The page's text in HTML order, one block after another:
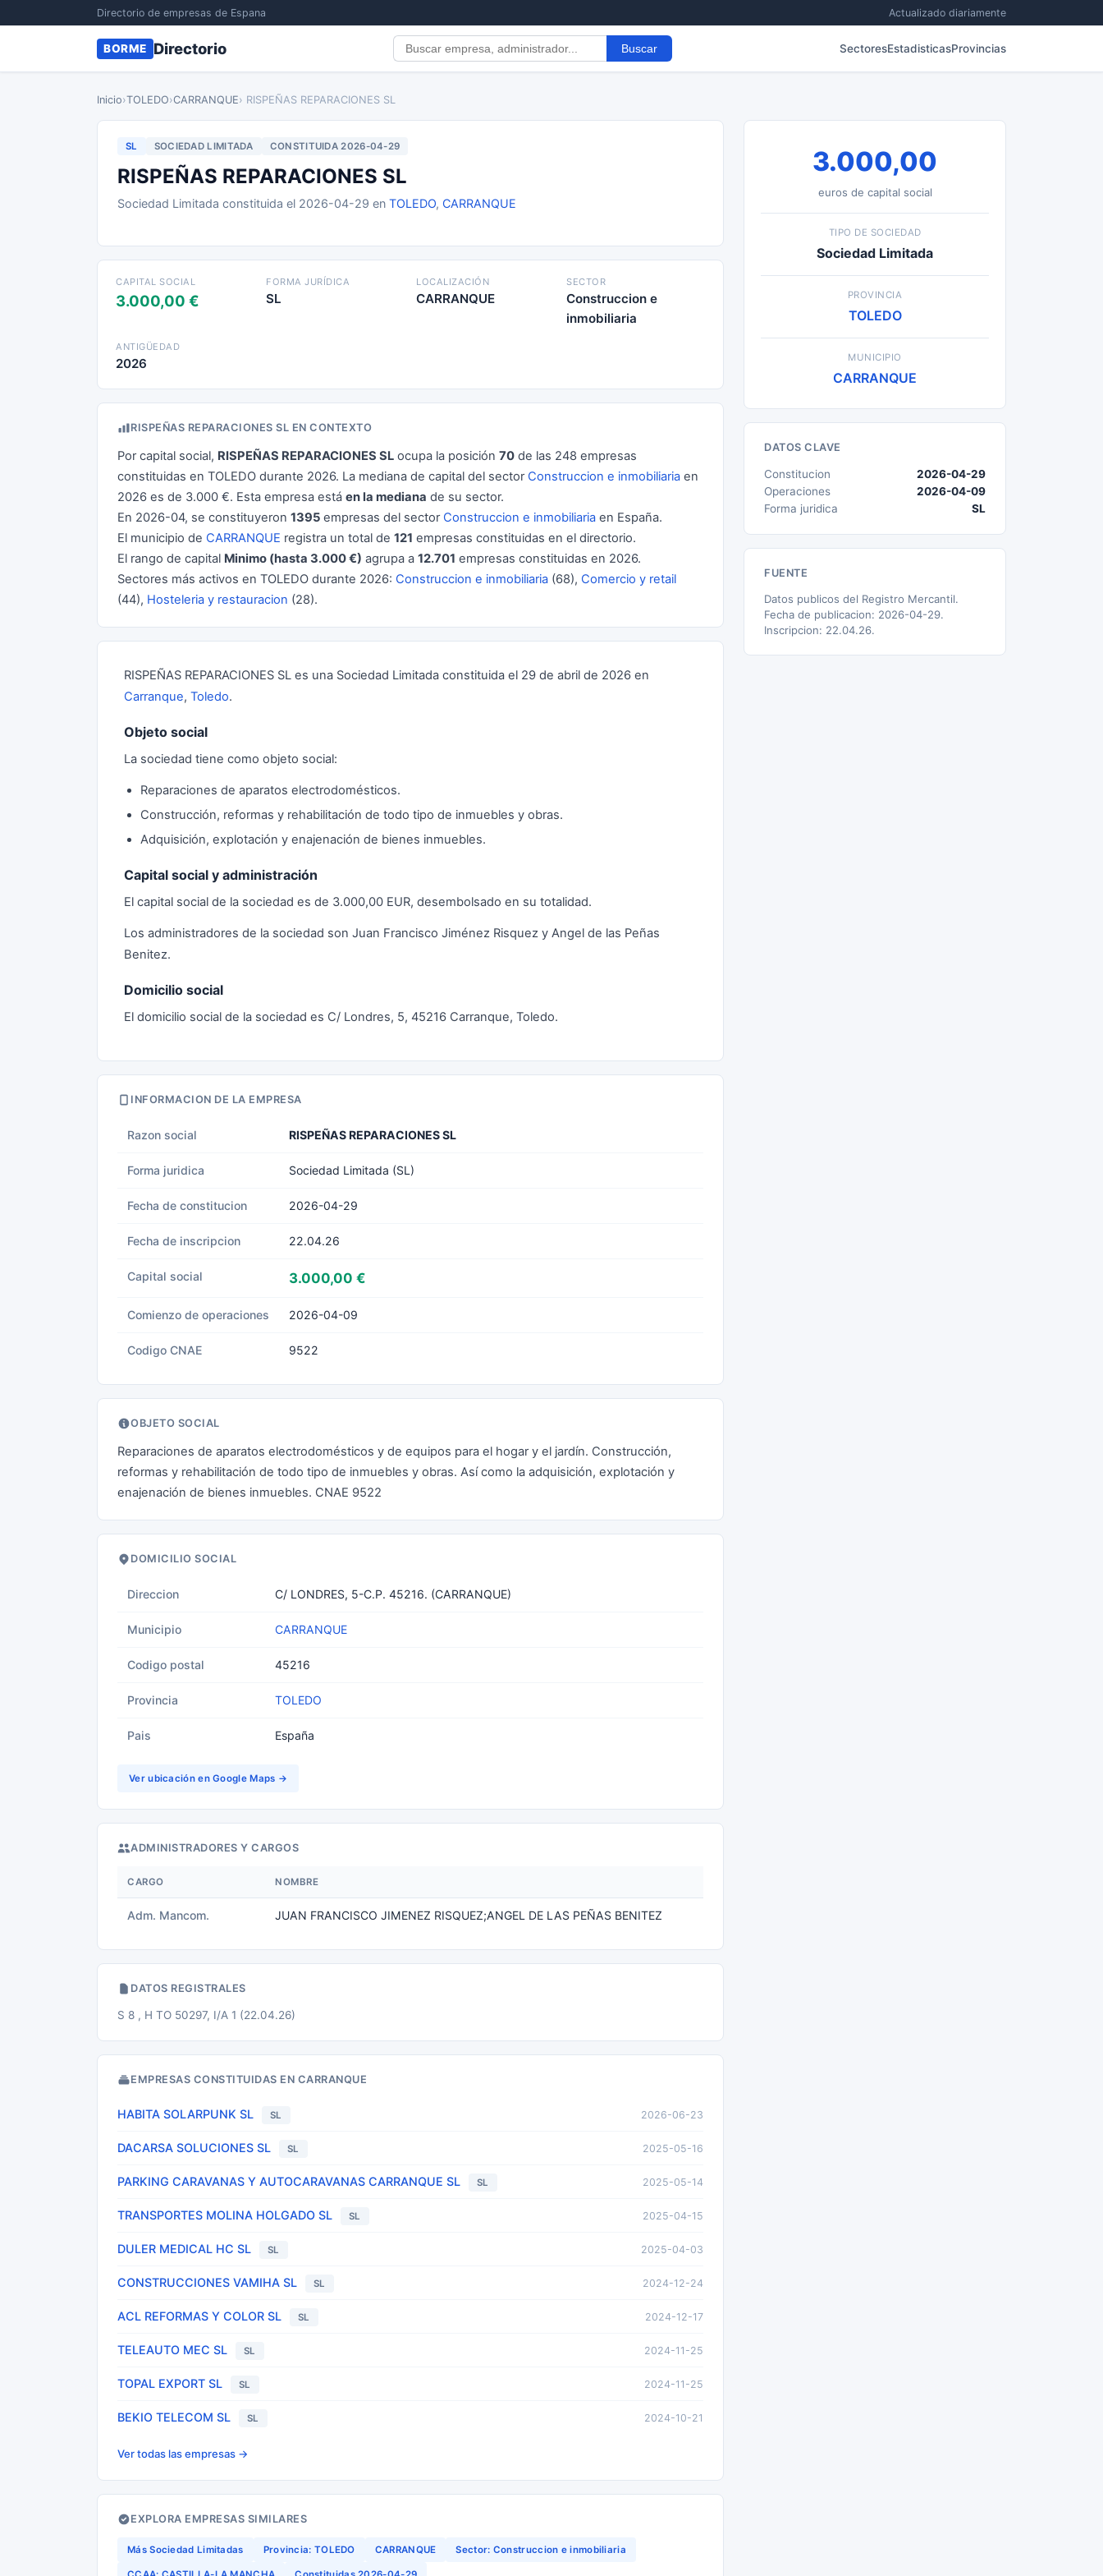
Directorio de empresas de Espana Actualizado diariamente
BORME Directorio Buscar SectoresEstadisticasProvincias
Inicio›TOLEDO›CARRANQUE› RISPEÑAS REPARACIONES SL
SL SOCIEDAD LIMITADA CONSTITUIDA 2026-04-29
RISPEÑAS REPARACIONES SL
Sociedad Limitada constituida el 2026-04-29 en TOLEDO, CARRANQUE
CAPITAL SOCIAL
3.000,00 €
FORMA JURÍDICA
SL
LOCALIZACIÓN
CARRANQUE
SECTOR
Construccion e
inmobiliaria
ANTIGÜEDAD
2026
RISPEÑAS REPARACIONES SL EN CONTEXTO
Por capital social, RISPEÑAS REPARACIONES SL ocupa la posición 70 de las 248 empresas
constituidas en TOLEDO durante 2026. La mediana de capital del sector Construccion e inmobiliaria en
2026 es de 3.000 €. Esta empresa está en la mediana de su sector.
En 2026-04, se constituyeron 1395 empresas del sector Construccion e inmobiliaria en España.
El municipio de CARRANQUE registra un total de 121 empresas constituidas en el directorio.
El rango de capital Minimo (hasta 3.000 €) agrupa a 12.701 empresas constituidas en 2026.
Sectores más activos en TOLEDO durante 2026: Construccion e inmobiliaria (68), Comercio y retail
(44), Hosteleria y restauracion (28).
RISPEÑAS REPARACIONES SL es una Sociedad Limitada constituida el 29 de abril de 2026 en
Carranque, Toledo.
Objeto social
La sociedad tiene como objeto social:
Reparaciones de aparatos electrodomésticos.
Construcción, reformas y rehabilitación de todo tipo de inmuebles y obras.
Adquisición, explotación y enajenación de bienes inmuebles.
Capital social y administración
El capital social de la sociedad es de 3.000,00 EUR, desembolsado en su totalidad.
Los administradores de la sociedad son Juan Francisco Jiménez Risquez y Angel de las Peñas
Benitez.
Domicilio social
El domicilio social de la sociedad es C/ Londres, 5, 45216 Carranque, Toledo.
INFORMACION DE LA EMPRESA
Razon social RISPEÑAS REPARACIONES SL
Forma juridica Sociedad Limitada (SL)
Fecha de constitucion 2026-04-29
Fecha de inscripcion 22.04.26
Capital social 3.000,00 €
Comienzo de operaciones 2026-04-09
Codigo CNAE 9522
OBJETO SOCIAL
Reparaciones de aparatos electrodomésticos y de equipos para el hogar y el jardín. Construcción,
reformas y rehabilitación de todo tipo de inmuebles y obras. Así como la adquisición, explotación y
enajenación de bienes inmuebles. CNAE 9522
DOMICILIO SOCIAL
Direccion C/ LONDRES, 5-C.P. 45216. (CARRANQUE)
Municipio CARRANQUE
Codigo postal 45216
Provincia TOLEDO
Pais España
Ver ubicación en Google Maps →
ADMINISTRADORES Y CARGOS
CARGO NOMBRE
Adm. Mancom. JUAN FRANCISCO JIMENEZ RISQUEZ;ANGEL DE LAS PEÑAS BENITEZ
DATOS REGISTRALES
S 8 , H TO 50297, I/A 1 (22.04.26)
EMPRESAS CONSTITUIDAS EN CARRANQUE
HABITA SOLARPUNK SL SL 2026-06-23
DACARSA SOLUCIONES SL SL 2025-05-16
PARKING CARAVANAS Y AUTOCARAVANAS CARRANQUE SL SL 2025-05-14
TRANSPORTES MOLINA HOLGADO SL SL 2025-04-15
DULER MEDICAL HC SL SL 2025-04-03
CONSTRUCCIONES VAMIHA SL SL 2024-12-24
ACL REFORMAS Y COLOR SL SL 2024-12-17
TELEAUTO MEC SL SL 2024-11-25
TOPAL EXPORT SL SL 2024-11-25
BEKIO TELECOM SL SL 2024-10-21
Ver todas las empresas →
EXPLORA EMPRESAS SIMILARES
Más Sociedad Limitadas Provincia: TOLEDO CARRANQUE Sector: Construccion e inmobiliaria
3.000,00
euros de capital social
TIPO DE SOCIEDAD
Sociedad Limitada
PROVINCIA
TOLEDO
MUNICIPIO
CARRANQUE
DATOS CLAVE
Constitucion
2026-04-29
Operaciones
2026-04-09
Forma juridica
SL
FUENTE
Datos publicos del Registro Mercantil.
Fecha de publicacion: 2026-04-29.
Inscripcion: 22.04.26.